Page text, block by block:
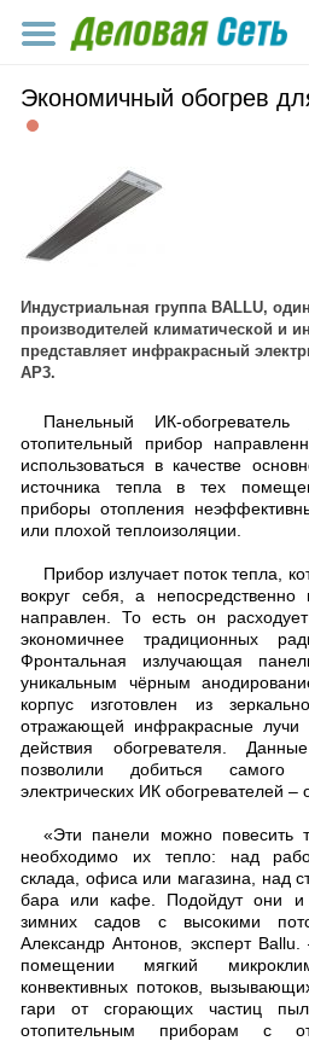
Экономичный обогрев
Индустриальная группа BALLU,
производителей климатической и
представляет инфракрасный
AP3.
Панельный ИК-обогреватель
отопительный прибор
использоваться в качестве
источника тепла в тех
приборы отопления
или плохой теплоизоляции.
Прибор излучает поток тепла,
вокруг себя, а непосредственно
направлен. То есть он
экономичнее традиционных
Фронтальная излучающая
уникальным чёрным
корпус изготовлен из
отражающей инфракрасные лучи
действия обогревателя.
позволили добиться
электрических ИК обогревателей –
«Эти панели можно повесить
необходимо их тепло: над
склада, офиса или магазина, над
бара или кафе. Подойдут они
зимних садов с высокими
Александр Антонов, эксперт
помещении мягкий
конвективных потоков,
гари от сгорающих частиц
отопительным приборам с